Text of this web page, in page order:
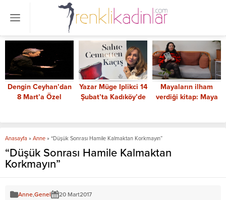
Yazar Müge Iplikci 14
Şubat’ta Kadıköy’de
Mayaların ilham
verdiği kitap: Maya
Deniz Selen
Kılıçözgürler En
Anasayfa » Anne » “Düşük Sonrası Hamile Kalmaktan Korkmayın”
“Düşük Sonrası Hamile Kalmaktan
Korkmayın”
Anne,Genel 20 Mart2017